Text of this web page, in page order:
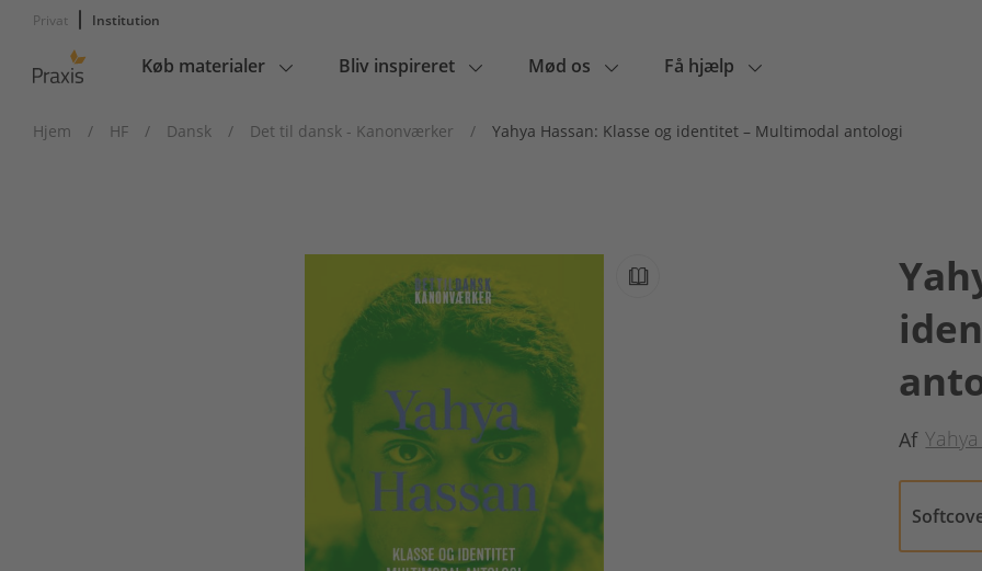
Privat Institution
Main
Køb materialer Bliv inspireret Mød os Få hjælp
Hjem / HF / Dansk / Det til dansk - Kanonværker / Yahya Hassan: Klasse og identitet – Multimodal antologi
Af